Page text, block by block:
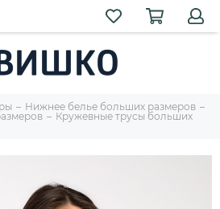
Нижнее белье больших размеров
Кружевные трусы больших